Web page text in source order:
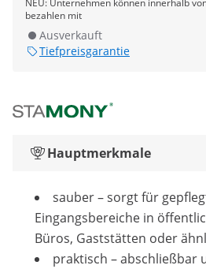
NEU: Unternehmen können innerhalb
bezahlen mit
Ausverkauft
Tiefpreisgarantie
Hauptmerkmale
sauber – sorgt für
Eingangsbereiche in
Büros, Gaststätten oder
praktisch – abschließbar